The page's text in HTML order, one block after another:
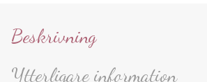
Beskrivning
Ytterligare information